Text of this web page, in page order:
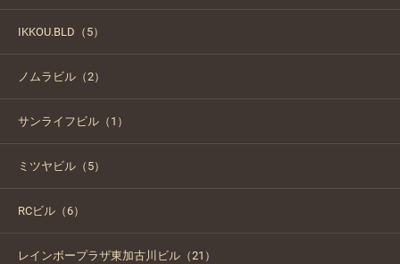
IKKOU.BLD（5）
ノムラビル（2）
サンライフビル（1）
ミツヤビル（5）
RCビル（6）
レインボープラザ東加古川ビル（21）